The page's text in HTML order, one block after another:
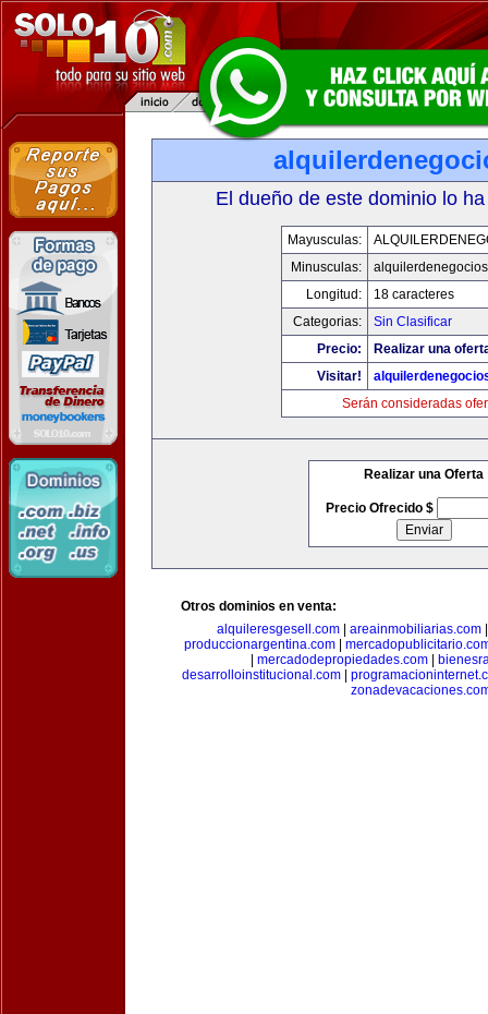
El dueño de este dominio lo
Mayusculas:
Minusculas:
Longitud:
18 caracteres
Categorias:
Sin Clasificar
Precio:
Realizar una
Visitar!
Serán consideradas
Realizar una Oferta
Precio Ofrecido $
Otros dominios en venta:
alquileresgesell.com
areainmobiliarias.com
produccionargentina.com|
mercadodepropiedades.com
desarrolloinstitucional.com